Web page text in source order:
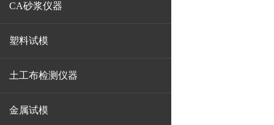
CA砂浆仪器
塑料试模
土工布检测仪器
金属试模